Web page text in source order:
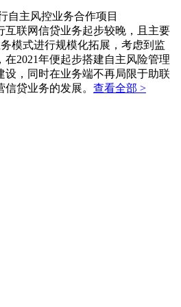
自主风控业务合作项目
互联网信贷业务起步较晚，且主要
模式进行规模化拓展，考虑到监
在2021年便起步搭建自主风险管理
设，同时在业务端不再局限于助联
贷业务的发展。 查看全部 >